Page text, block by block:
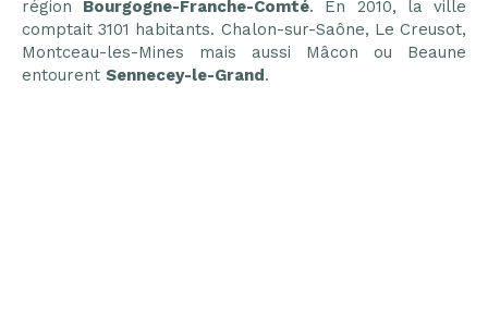
région Bourgogne-Franche-Comté. En 2010, la ville
comptait 3101 habitants. Chalon-sur-Saône, Le Creusot,
Montceau-les-Mines mais aussi Mâcon ou Beaune
entourent Sennecey-le-Grand .